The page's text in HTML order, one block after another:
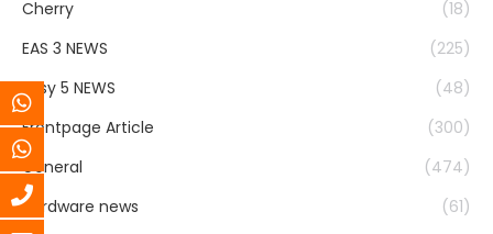
Cherry
(18)
EAS 3 NEWS
(225)
Easy 5 NEWS
(48)
Frontpage Article
(300)
General
(474)
Hardware news
(61)